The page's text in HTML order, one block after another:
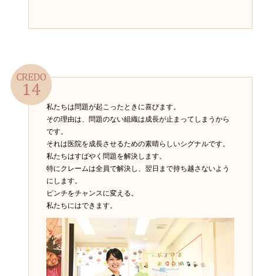
私たちは問題が起こったときに喜びます。
その理由は、問題のない組織は成長が止まってしまうから
です。
それは医院を成長させるための素晴らしいシグナルです。
私たちはすばやく問題を解決します。
特にクレームは全員で解決し、翌日まで持ち越さないよう
にします。
ピンチをチャンスに変える。
私たちにはできます。